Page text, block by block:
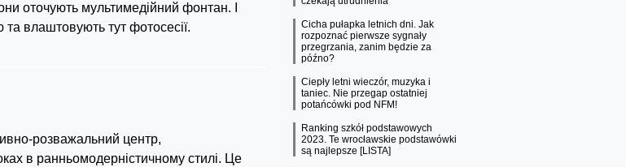
оточують мультимедійний фонтан. І
влаштовують тут фотосесії.
розважальний центр,
в ранньомодерністичному стилі. Це
Cicha pułapka letnich dni. Jak
rozpoznać pierwsze sygnały
przegrzania, zanim będzie za
późno?
Ciepły letni wieczór, muzyka i
taniec. Nie przegap ostatniej
potańcówki pod NFM!
Ranking szkół podstawowych
2023. Te wrocławskie podstawówki
są najlepsze [LISTA]